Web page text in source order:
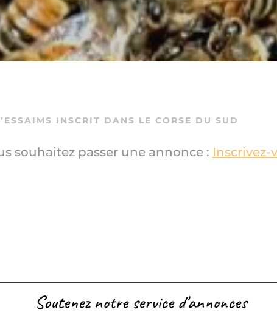
INSCRIT DANS LE CORSE DU SUD
souhaitez passer une annonce : Inscrivez-
Soutenez notre service d'annonces